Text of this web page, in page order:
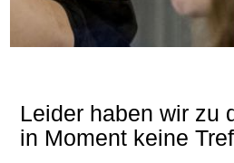
Leider haben wir zu
in Moment keine